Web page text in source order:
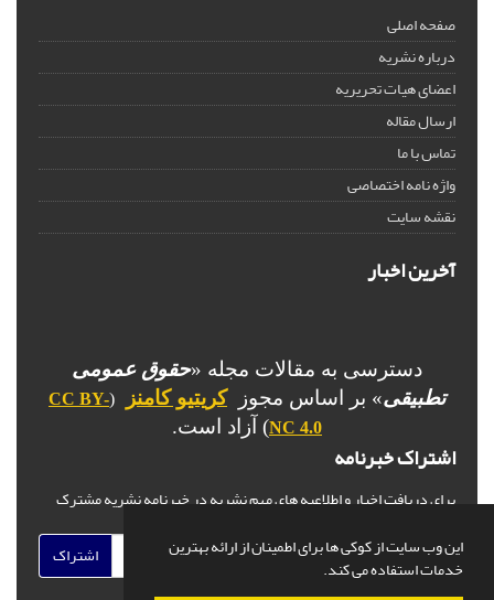
این وب سایت از کوکی ها برای اطمینان از ارائه بهترین
خدمات استفاده می کند.
صفحه اصلی
درباره نشریه
اعضای هیات تحریریه
ارسال مقاله
تماس با ما
واژه نامه اختصاصی
نقشه سایت
آخرین اخبار
دسترسی به مقالات مجله «حقوق عمومی
تطبیقی» بر اساس مجوزکریتیو کامنز (
CC BY-
NC 4.0) آزاد است.
اشتراک خبرنامه
برای دریافت اخبار و اطلاعیه های مهم نشریه در خبرنامه نشریه مشترک
اشتراک